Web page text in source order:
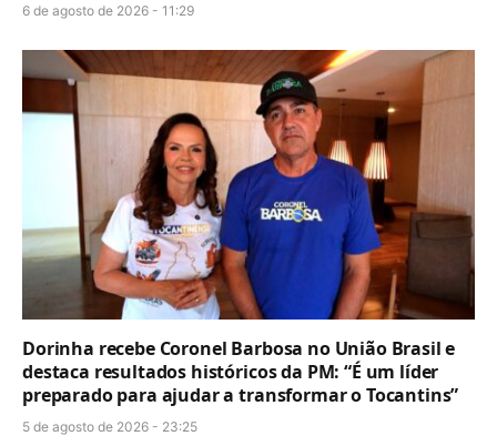
6 de agosto de 2026 - 11:29
Dorinha recebe Coronel Barbosa no União Brasil e
destaca resultados históricos da PM: “É um líder
preparado para ajudar a transformar o Tocantins”
5 de agosto de 2026 - 23:25